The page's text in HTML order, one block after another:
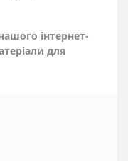
інтернет-
для